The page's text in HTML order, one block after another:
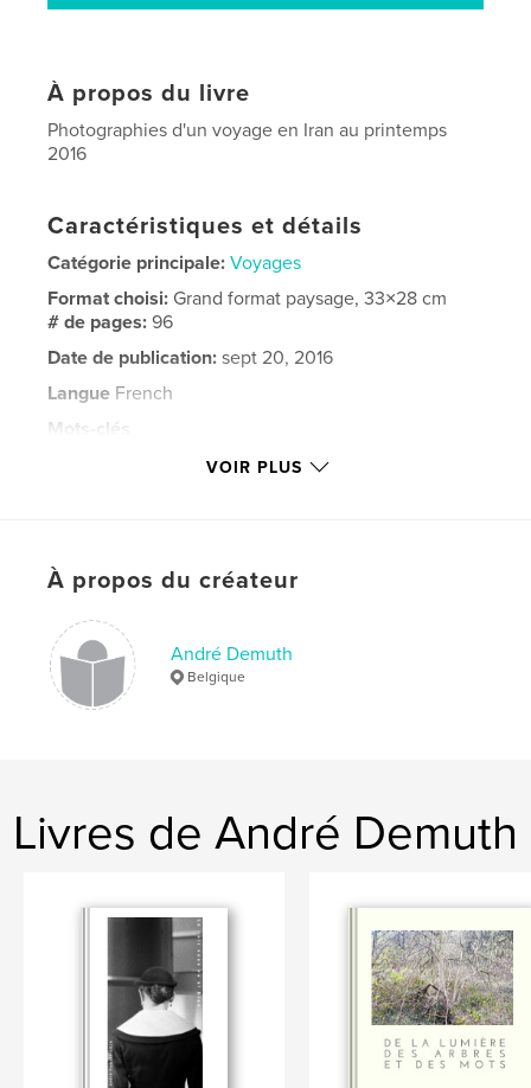
À propos du livre
Photographies d'un voyage en Iran au printemps
2016
Caractéristiques et détails
Catégorie principale: Voyages
Format choisi: Grand format paysage, 33×28 cm
# de pages:96
Date de publication: sept 20, 2016
Langue French
Mots-clés
, Persepolis
VOIR PLUS
À propos du créateur
André Demuth
Belgique
Livres de André Demuth